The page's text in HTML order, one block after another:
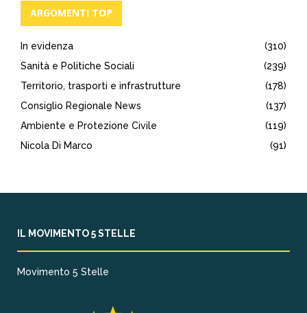
ARGOMENTI TOP
In evidenza
(310)
Sanità e Politiche Sociali
(239)
Territorio, trasporti e infrastrutture
(178)
Consiglio Regionale News
(137)
Ambiente e Protezione Civile
(119)
Nicola Di Marco
(91)
IL MOVIMENTO 5 STELLE
Movimento 5 Stelle